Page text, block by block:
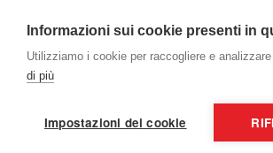
Informazioni sui cookie presenti in
Utilizziamo i cookie per raccogliere e
di più
Impostazioni dei cookie